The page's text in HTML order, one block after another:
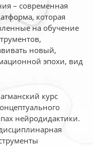
– современная
которая
на обучение
новый,
эпохи, вид
курс
нейродидактики.